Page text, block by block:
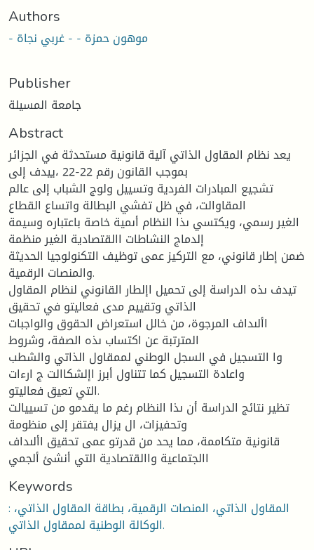
Authors
- موهون حمزة - - غربي نجاة
Publisher
جامعة المسيلة
Abstract
يعد نظام المقاول الذاتي آلية قانونية مستحدثة في الجزائر
بموجب القانون رقم 22-22 ،ييدف إلى
تشجيع المبادرات الفردية وتسييل ولوج الشباب إلى عالم
المقاوالت، في ظل تفشي البطالة واتساع القطاع
الغير رسمي، ويكتسي ىذا النظام أىمية خاصة باعتباره وسيمة
إلدماج النشاطات االقتصادية الغير منظمة
ضمن إطار قانوني، مع التركيز عمى توظيف التكنولوجيا الحديثة
والمنصات الرقمية.
تيدف ىذه الدراسة إلى تحميل اإلطار القانوني لنظام المقاول
الذاتي وتقييم مدى فعاليتو في تحقيق
األىداف المرجوة، من خالل استعراض الحقوق والواجبات
المترتبة عن اكتساب ىذه الصفة، وشروط
وا التسجيل في السجل الوطني لممقاول الذاتي والشطب
واعادة التسجيل كما تتناول أبرز اإلشكاالت ج ارءات
التي تعيق فعاليتو.
تظير نتائج الدراسة أن ىذا النظام رغم ما يقدمو من تسييالت
وتحفيزات، ال يزال يفتقر إلى منظومة
قانونية متكاممة، مما يحد من قدرتو عمى تحقيق األىداف
االجتماعية واالقتصادية التي أنشئ ألجمي
Keywords
: المقاول الذاتي، المنصات الرقمية، بطاقة المقاول الذاتي،
الوكالة الوطنية لممقاول الذاتي.